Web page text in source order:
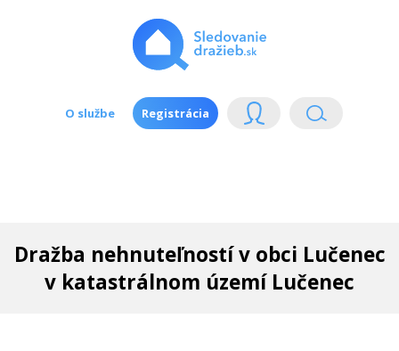
O službe Registrácia
Dražba nehnuteľností v obci Lučenec
v katastrálnom území Lučenec